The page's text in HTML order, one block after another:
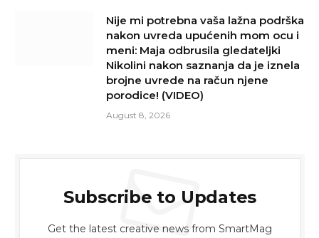
Nije mi potrebna vaša lažna podrška
nakon uvreda upućenih mom ocu i
meni: Maja odbrusila gledateljki
Nikolini nakon saznanja da je iznela
brojne uvrede na račun njene
porodice! (VIDEO)
August 8, 2026
Subscribe to Updates
Get the latest creative news from SmartMag